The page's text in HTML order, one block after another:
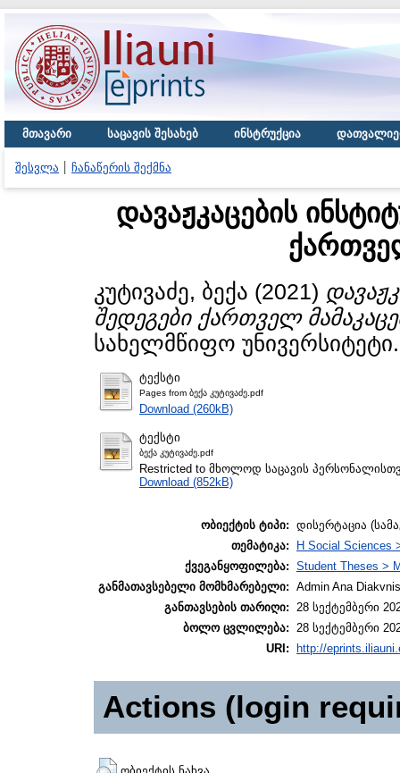
მთავარი საცავის შესახებ ინსტრუქცია
შესვლა ჩანაწერის შექმნა
დავაჟკაცების
კუტივაძე, ბექა (2021)
შედეგები ქართველ
სახელმწიფო უნივერსიტეტი.
ტექსტი
Pages from ბექა კუტივაძე.pdf
Download (260kB)
ტექსტი
ბექა კუტივაძე.pdf
Restricted to მხოლოდ საცავის
Download (852kB)
ობიექტის ტიპი: დისერტაცია
თემატიკა:
H Social Sciences
ქვეგანყოფილება: Student Theses >
განმათავსებელი მომხმარებელი: Admin Ana
განთავსების თარიღი: 28 სექტემბერი
ბოლო ცვლილება: 28 სექტემბერი
URI:
http://
Actions (login